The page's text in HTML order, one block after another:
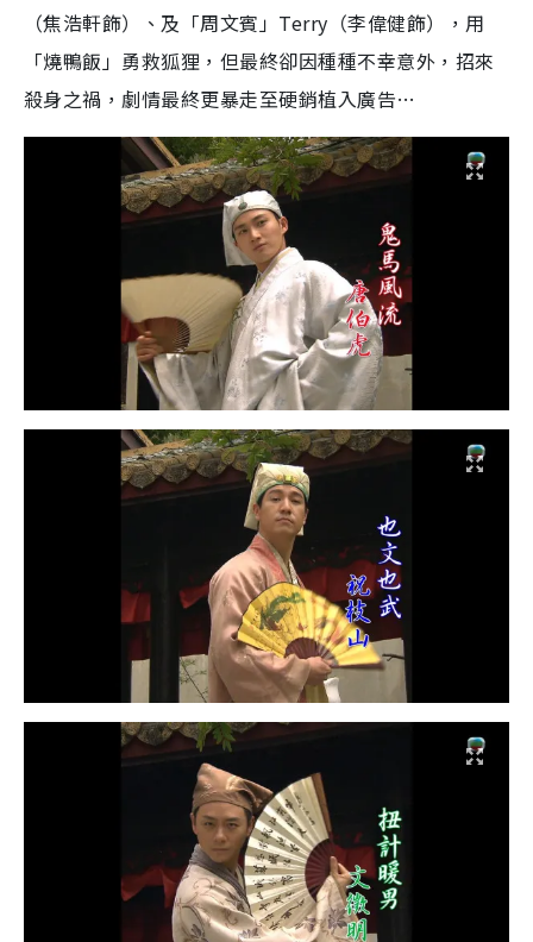
（焦浩軒飾）、及「周文賓」Terry（李偉健飾），用
「燒鴨飯」勇救狐狸，但最終卻因種種不幸意外，招來
殺身之禍，劇情最終更暴走至硬銷植入廣告…